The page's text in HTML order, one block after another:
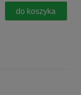
do koszyka